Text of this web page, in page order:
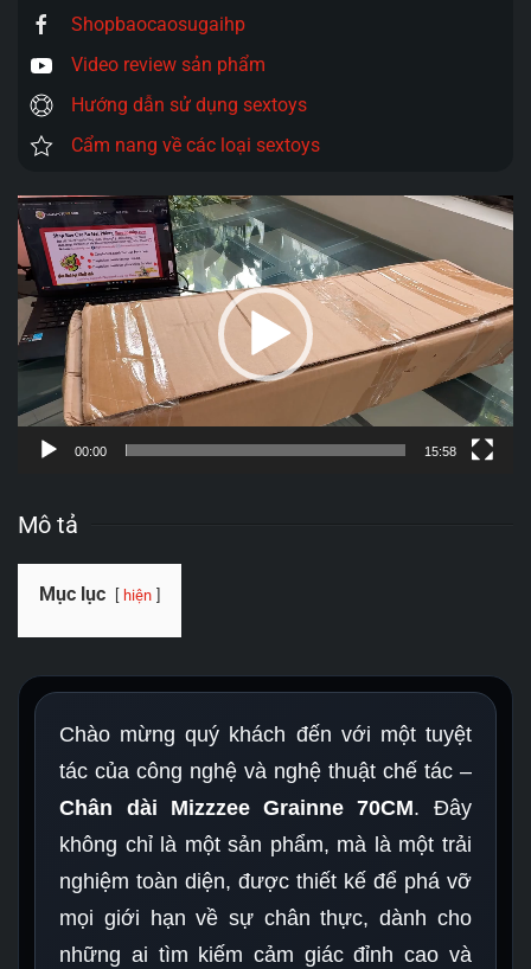
Shopbaocaosugaihp
Video review sản phẩm
Hướng dẫn sử dụng sextoys
Cẩm nang về các loại sextoys
Trình
chơi
Video
00:00 15:58
Mô tả
Mục lục hiện
Chào mừng quý khách đến với một tuyệt
tác của công nghệ và nghệ thuật chế tác –
Chân dài Mizzzee Grainne 70CM. Đây
không chỉ là một sản phẩm, mà là một trải
nghiệm toàn diện, được thiết kế để phá vỡ
mọi giới hạn về sự chân thực, dành cho
những ai tìm kiếm cảm giác đỉnh cao và